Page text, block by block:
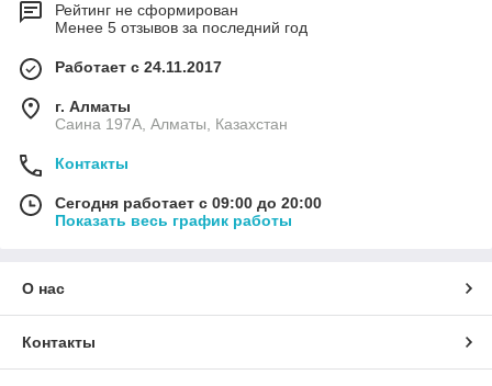
Рейтинг не сформирован
Менее 5 отзывов за последний год
Работает с 24.11.2017
г. Алматы
Саина 197А, Алматы, Казахстан
Контакты
Сегодня работает с 09:00 до 20:00
Показать весь график работы
О нас
Контакты